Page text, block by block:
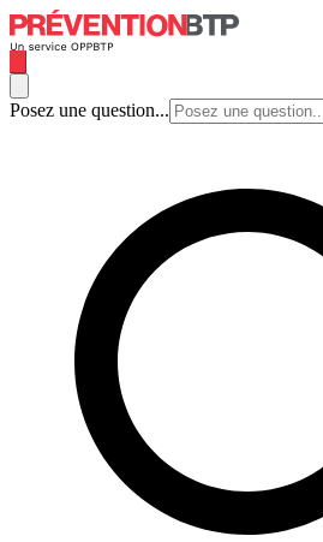
Posez une question...